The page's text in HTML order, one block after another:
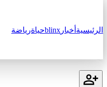
الرئيسية أخبار blinxحياةرياضة